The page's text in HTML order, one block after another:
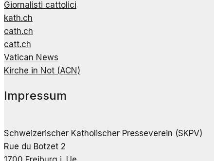
Giornalisti cattolici
kath.ch
cath.ch
catt.ch
Vatican News
Kirche in Not (ACN)
Impressum
Schweizerischer Katholischer Presseverein (SKPV)
Rue du Botzet 2